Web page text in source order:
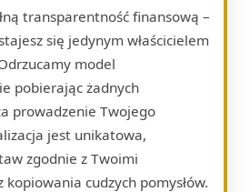
transparentność finansową –
się jedynym właścicielem
model
pobierając żadnych
prowadzenie Twojego
jest unikatowa,
zgodnie z Twoimi
cudzych pomysłów.